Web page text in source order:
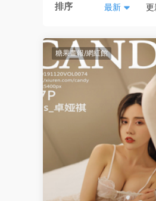
排序 最新 更
糖果畫報/網紅館